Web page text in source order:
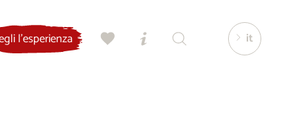
l'esperienza it